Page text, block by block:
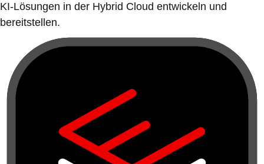
KI-Lösungen in der Hybrid Cloud entwickeln und
bereitstellen.